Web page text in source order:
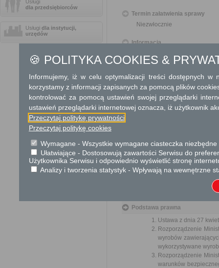
Usługi
dla przedsiębiorców
Usługi dla instytucji,
urzędów
Termin załatwienia sprawy
Niezwłocznie
Informacja
Dodatkowe
Opłata
Informacja o wyrobach
Skargi i wnioski
Przedmiotem skargi może być
naruszenie praworządności lub
Przedmiotem wniosku mogą
i zapobieganie nadużyciom,
Organ właściwy dla załatwienia
Podstawa prawna
Ustawa z dnia 27
Rozporządzenie
wyrobów
wykorzystywane
Rozporządzenie
warunków
🍪 POLITYKA COOKIES &
Informujemy, iż w celu optymalizacji treści dostępnych w
korzystamy z informacji zapisanych za pomocą plików
kontrolować za pomocą ustawień swojej przeglądarki
ustawień przeglądarki internetowej oznacza, iż użytkownik
Przeczytaj politykę prywatności
Przeczytaj politykę cookies
Wymagane - Wszystkie wymagane ciasteczka
Ułatwiające - Dostosowują zawartości Serwisu do
Użytkownika Serwisu i odpowiednio wyświetlić stronę
Analizy i tworzenia statystyk - Wpływają na wewnętrzne